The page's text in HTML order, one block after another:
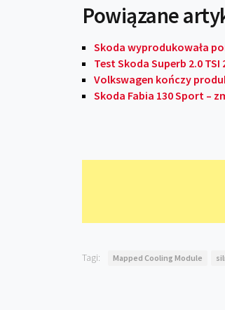
Powiązane
Skoda wyprodukowała
Test Skoda Superb 2.0 TSI
Volkswagen kończy
Skoda Fabia 130 Sport –
Tagi: Mapped Cooling Module